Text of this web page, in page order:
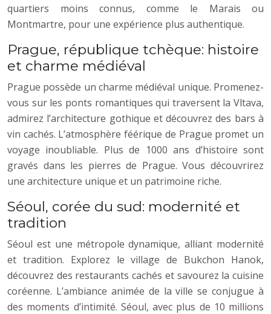
quartiers moins connus, comme le Marais ou
Montmartre, pour une expérience plus authentique.
Prague, république tchèque: histoire
et charme médiéval
Prague possède un charme médiéval unique. Promenez-
vous sur les ponts romantiques qui traversent la Vltava,
admirez l’architecture gothique et découvrez des bars à
vin cachés. L’atmosphère féérique de Prague promet un
voyage inoubliable. Plus de 1000 ans d’histoire sont
gravés dans les pierres de Prague. Vous découvrirez
une architecture unique et un patrimoine riche.
Séoul, corée du sud: modernité et
tradition
Séoul est une métropole dynamique, alliant modernité
et tradition. Explorez le village de Bukchon Hanok,
découvrez des restaurants cachés et savourez la cuisine
coréenne. L’ambiance animée de la ville se conjugue à
des moments d’intimité. Séoul, avec plus de 10 millions